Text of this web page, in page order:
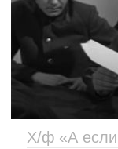
Х/ф «А